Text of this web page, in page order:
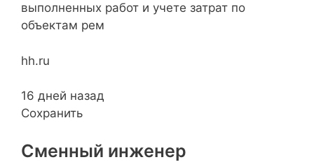
выполненных работ и учете затрат по
объектам рем
hh.ru
16 дней назад
Сохранить
Сменный инженер